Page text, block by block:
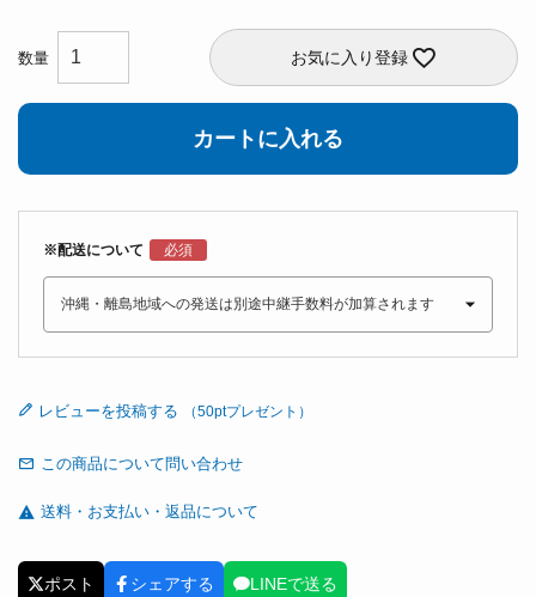
お気に入り登録
カートに入れる
※配送について
レビューを投稿する
この商品について問い合わせ
送料・お支払い・返品について
ポスト シェアする LINEで送る